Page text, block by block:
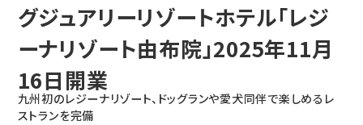
企業情報
事業紹介
グジュアリーリゾートホテル「レジ
ーナリゾート由布院」2025年11月
16日開業
九州初のレジーナリゾート、ドッグランや愛犬同伴で楽しめるレ
ストランを完備